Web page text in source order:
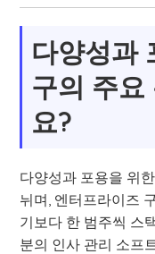
다양성과
구의 주
요?
다양성과 포용을 위
뉘며, 엔터프라이즈
기보다 한 범주씩 스
분의 인사 관리 소프